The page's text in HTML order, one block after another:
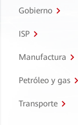
Gobierno
ISP
Manufactura
Petróleo y gas
Transporte